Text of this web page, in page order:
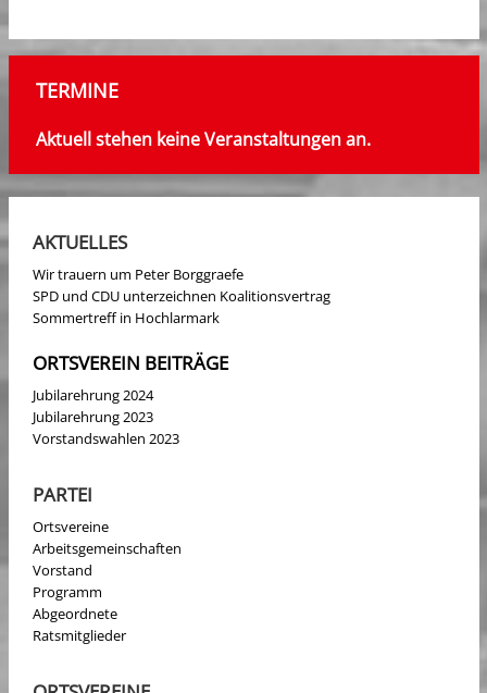
TERMINE
Aktuell stehen keine Veranstaltungen an.
AKTUELLES
Wir trauern um Peter Borggraefe
SPD und CDU unterzeichnen Koalitionsvertrag
Sommertreff in Hochlarmark
ORTSVEREIN BEITRÄGE
Jubilarehrung 2024
Jubilarehrung 2023
Vorstandswahlen 2023
PARTEI
Ortsvereine
Arbeitsgemeinschaften
Vorstand
Programm
Abgeordnete
Ratsmitglieder